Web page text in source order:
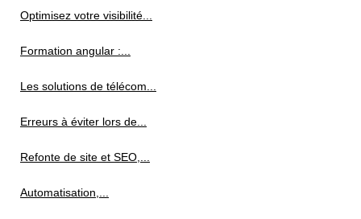
Optimisez votre visibilité...
Formation angular :...
Les solutions de télécom...
Erreurs à éviter lors de...
Refonte de site et SEO,...
Automatisation,...